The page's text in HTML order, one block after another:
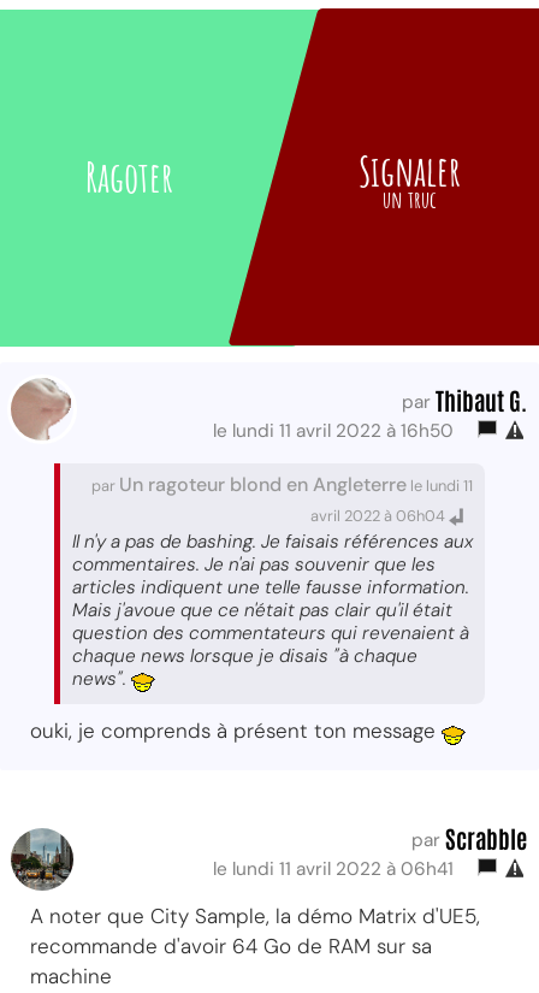
Ragoter Signaler
un truc
par Thibaut G.
le lundi 11 avril 2022 à 16h50
par Un ragoteur blond en Angleterre le lundi 11
avril 2022 à 06h04
Il n'y a pas de bashing. Je faisais références aux
commentaires. Je n'ai pas souvenir que les
articles indiquent une telle fausse information.
Mais j'avoue que ce n'était pas clair qu'il était
question des commentateurs qui revenaient à
chaque news lorsque je disais "à chaque
news".
ouki, je comprends à présent ton message
par Scrabble
le lundi 11 avril 2022 à 06h41
A noter que City Sample, la démo Matrix d'UE5,
recommande d'avoir 64 Go de RAM sur sa
machine